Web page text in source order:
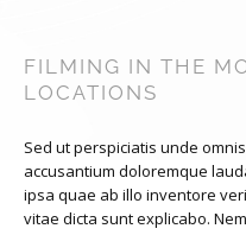
FILMING IN THE
LOCATIONS
Sed ut perspiciatis unde
accusantium doloremque
ipsa quae ab illo inventore
vitae dicta sunt explicabo.